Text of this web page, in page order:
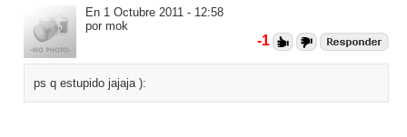
En 1 Octubre 2011 - 12:58
por mok
-1
ps q estupido jajaja ):